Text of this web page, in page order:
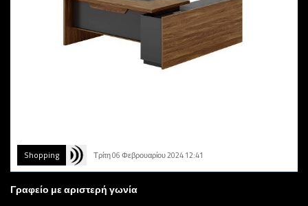
Shopping Τρίτη 06 Φεβρουαρίου 2024 12:41
Γραφείο με αριστερή γωνία